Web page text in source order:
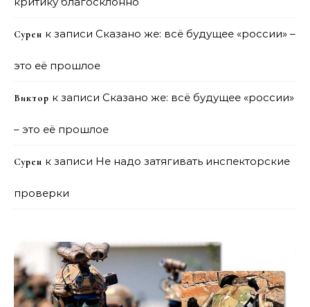
Сурен к записи Сказано же: всё будущее «россии» –
это её прошлое
Виктор к записи Сказано же: всё будущее «россии»
– это её прошлое
Сурен к записи Не надо затягивать инспекторские
проверки